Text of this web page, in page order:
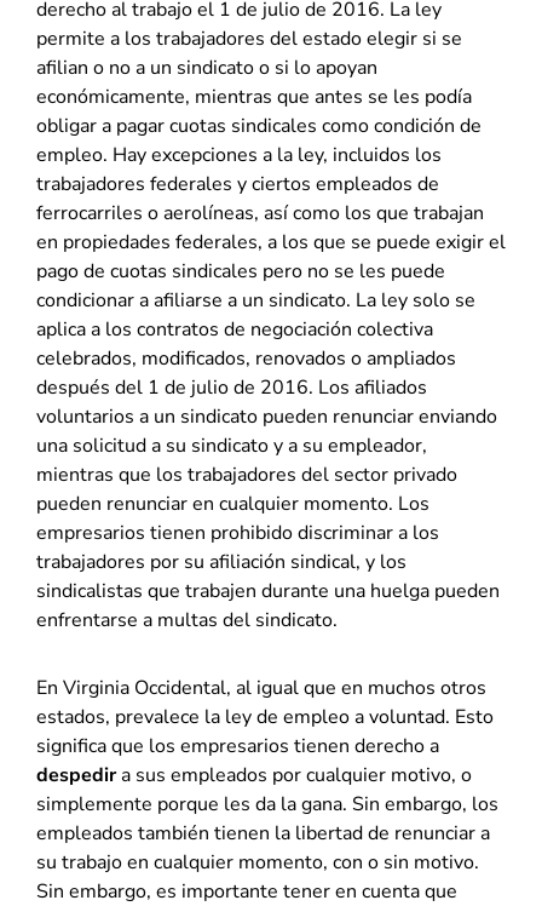
derecho al trabajo el 1 de julio de 2016. La ley
permite a los trabajadores del estado elegir si se
afilian o no a un sindicato o si lo apoyan
económicamente, mientras que antes se les podía
obligar a pagar cuotas sindicales como condición de
empleo. Hay excepciones a la ley, incluidos los
trabajadores federales y ciertos empleados de
ferrocarriles o aerolíneas, así como los que trabajan
en propiedades federales, a los que se puede exigir el
pago de cuotas sindicales pero no se les puede
condicionar a afiliarse a un sindicato. La ley solo se
aplica a los contratos de negociación colectiva
celebrados, modificados, renovados o ampliados
después del 1 de julio de 2016. Los afiliados
voluntarios a un sindicato pueden renunciar enviando
una solicitud a su sindicato y a su empleador,
mientras que los trabajadores del sector privado
pueden renunciar en cualquier momento. Los
empresarios tienen prohibido discriminar a los
trabajadores por su afiliación sindical, y los
sindicalistas que trabajen durante una huelga pueden
enfrentarse a multas del sindicato.
En Virginia Occidental, al igual que en muchos otros
estados, prevalece la ley de empleo a voluntad. Esto
significa que los empresarios tienen derecho a
despedira sus empleados por cualquier motivo, o
simplemente porque les da la gana. Sin embargo, los
empleados también tienen la libertad de renunciar a
su trabajo en cualquier momento, con o sin motivo.
Sin embargo, es importante tener en cuenta que